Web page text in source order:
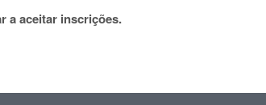
a aceitar inscrições.